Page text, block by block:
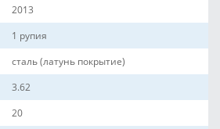
2013
1 рупия
сталь (латунь покрытие)
3.62
20